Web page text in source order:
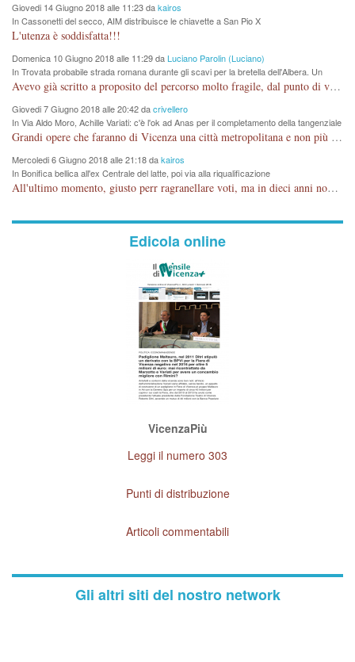
Giovedi 14 Giugno 2018 alle 11:23 dakairos
In Cassonetti del secco, AIM distribuisce le chiavette a San Pio X
L'utenza è soddisfatta!!!
Domenica 10 Giugno 2018 alle 11:29 daLuciano Parolin (Luciano)
In Trovata probabile strada romana durante gli scavi per la bretella dell'Albera. Un
nuovo stop?
Avevo già scritto a proposito del percorso molto fragile, dal punto di vista archeologico. La zona è sicuramente ricca di testimonianze religiose, con insediamenti abitativi, vedi l'acquedotto romano di Lobbia. Spero, che risorgive della Seriola, non subiscano danni.
Giovedi 7 Giugno 2018 alle 20:42 dacrivellero
In Via Aldo Moro, Achille Variati: c'è l'ok ad Anas per il completamento della tangenziale
Grandi opere che faranno di Vicenza una città metropolitana e non più provinciale soffocata dal rumore dal traffico e smog concentrato in 6 vie cittadine. complimenti
Mercoledi 6 Giugno 2018 alle 21:18 dakairos
In Bonifica bellica all'ex Centrale del latte, poi via alla riqualificazione
All'ultimo momento, giusto perr ragranellare voti, ma in dieci anni non si poteva fare prima?
Edicola online
VicenzaPiù
Leggi il numero 303
Punti di distribuzione
Articoli commentabili
Gli altri siti del nostro network